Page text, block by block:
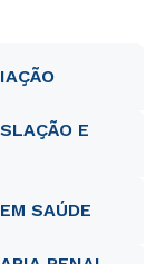
E
SAÚDE